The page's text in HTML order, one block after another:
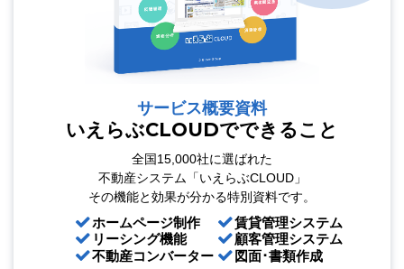
サービス概要資料
いえらぶCLOUDでできること
全国15,000社に選ばれた
不動産システム「いえらぶCLOUD」
その機能と効果が分かる特別資料です。
ホームページ制作
リーシング機能
不動産コンバーター
賃貸管理システム
顧客管理システム
図面･書類作成